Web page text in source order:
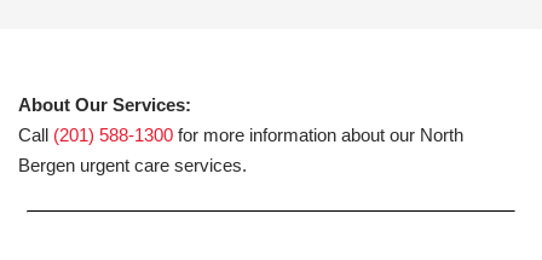
About Our Services:
Call (201) 588-1300 for more information about our North
Bergen urgent care services.